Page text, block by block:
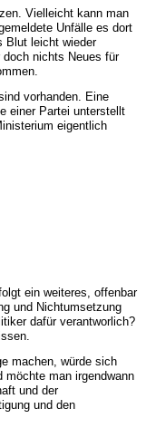
Vielleicht kann man
Unfälle es dort
Blut leicht wieder
nichts Neues für
vorhanden. Eine
einer Partei unterstellt
eigentlich
ein weiteres, offenbar
und Nichtumsetzung
dafür verantworlich?
machen, würde sich
möchte man irgendwann
und der
und den